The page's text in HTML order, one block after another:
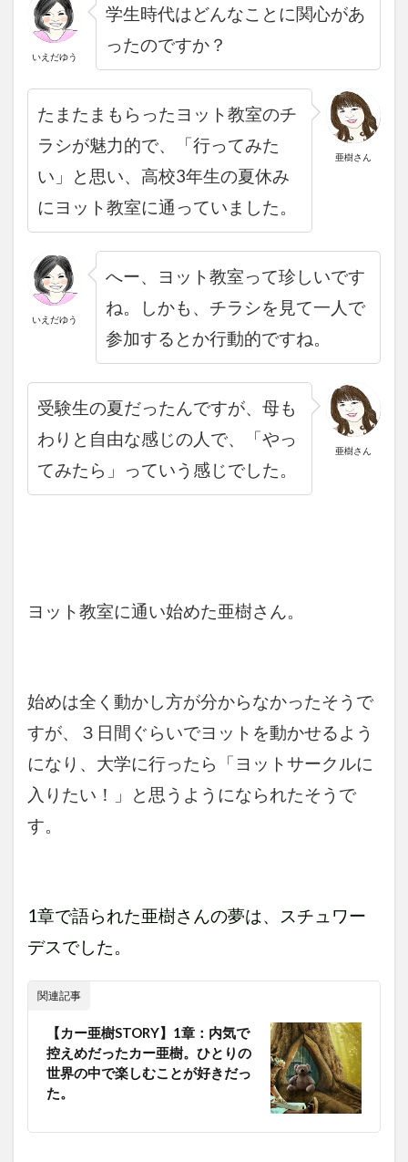
いえだゆう
学生時代はどんなことに関心があ
ったのですか？
亜樹さん
たまたまもらったヨット教室のチ
ラシが魅力的で、「行ってみた
い」と思い、高校3年生の夏休み
にヨット教室に通っていました。
いえだゆう
へー、ヨット教室って珍しいです
ね。しかも、チラシを見て一人で
参加するとか行動的ですね。
亜樹さん
受験生の夏だったんですが、母も
わりと自由な感じの人で、「やっ
てみたら」っていう感じでした。
ヨット教室に通い始めた亜樹さん。
始めは全く動かし方が分からなかったそうで
すが、３日間ぐらいでヨットを動かせるよう
になり、大学に行ったら「ヨットサークルに
入りたい！」と思うようになられたそうで
す。
1章で語られた亜樹さんの夢は、スチュワー
デスでした。
関連記事
【カー亜樹STORY】1章：内気で
控えめだったカー亜樹。ひとりの
世界の中で楽しむことが好きだっ
た。